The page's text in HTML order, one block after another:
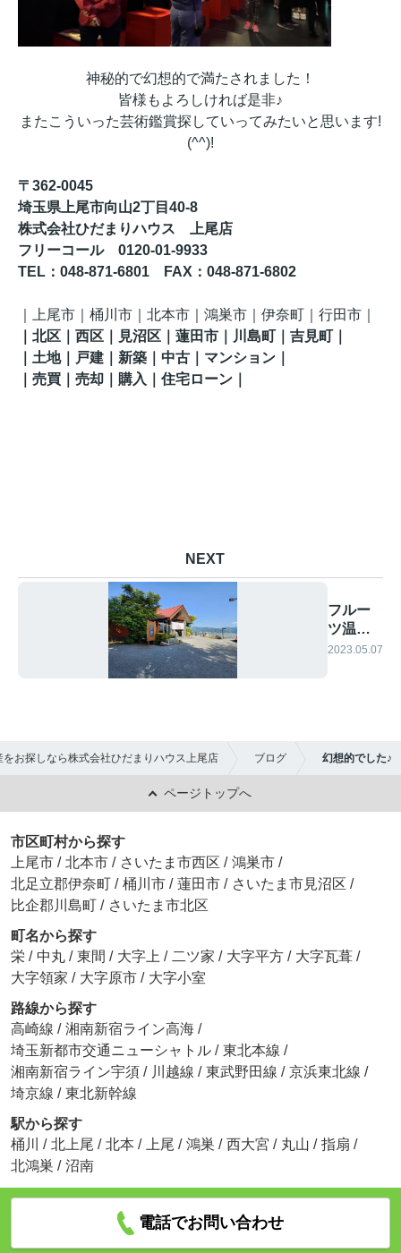
神秘的で幻想的で満たされました！
皆様もよろしければ是非♪
またこういった芸術鑑賞探していってみたいと思います!
(^^)!
〒362-0045
埼玉県上尾市向山2丁目40-8
株式会社ひだまりハウス 上尾店
フリーコール 0120-01-9933
TEL ：048-871-6801 FAX ： 048-871-6802
上尾市｜桶川市｜北本市｜鴻巣市｜伊奈町 ｜行田市
北区 ｜西区｜見沼区 ｜蓮田市 ｜川島町 ｜吉見町
｜土地｜戸建｜新築｜中古｜マンション｜
｜売買｜売却｜購入｜住宅ローン｜
NEXT
フルー
ツ温泉
ぷくぷ
2023.05.07
をお探しなら株式会社ひだまりハウス上尾店 ブログ 幻想的でした♪
ページトップへ
市区町村から探す
上尾市 / 北本市 / さいたま市西区 / 鴻巣市 /
北足立郡伊奈町 / 桶川市 / 蓮田市 / さいたま市見沼区 /
比企郡川島町 / さいたま市北区
町名から探す
栄 / 中丸 / 東間 / 大字上 / 二ツ家 / 大字平方 / 大字瓦葺 /
大字領家 / 大字原市 / 大字小室
路線から探す
高崎線 / 湘南新宿ライン高海 /
埼玉新都市交通ニューシャトル / 東北本線 /
湘南新宿ライン宇須 / 川越線 / 東武野田線 / 京浜東北線 /
埼京線 / 東北新幹線
駅から探す
桶川
/ 北上尾 / 北本 / 上尾 / 鴻巣 / 西大宮 / 丸山 / 指扇 /
北鴻巣 / 沼南
電話でお問い合わせ